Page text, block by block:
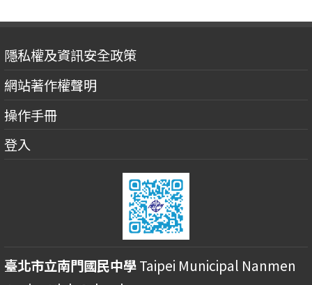
隱私權及資訊安全政策
網站著作權聲明
操作手冊
登入
臺北市立南門國民中學Taipei Municipal Nanmen